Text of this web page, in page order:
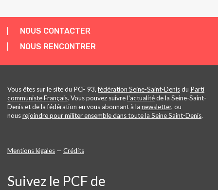
NOUS CONTACTER
NOUS RENCONTRER
Vous êtes sur le site du PCF 93,fédération Seine-Saint-Denisdu Parti
communiste Français. Vous pouvez suivrel'actualitéde la Seine-Saint-
Denis et de la fédération en vous abonnant à la newsletter, ou
nousrejoindre pour militer ensemble dans toute la Seine Saint-Denis.
Mentions légales — Crédits
Suivez le PCF de